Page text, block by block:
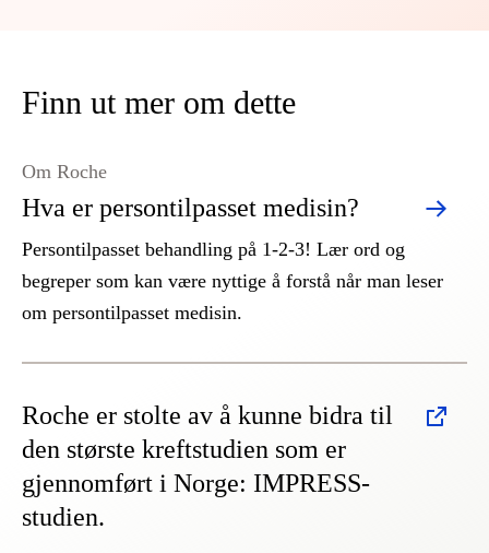
Finn ut mer om dette
Hva er persontilpasset medisin?
Om Roche
Persontilpasset behandling på 1-2-3! Lær ord og
begreper som kan være nyttige å forstå når man leser
om persontilpasset medisin.
Roche er stolte av å kunne bidra til
den største kreftstudien som er
gjennomført i Norge: IMPRESS-
studien.